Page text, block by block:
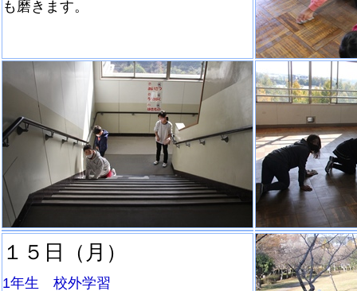
も磨きます。
１５日（月）
1年生 校外学習